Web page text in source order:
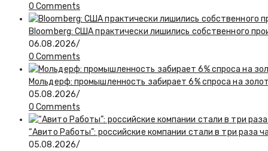
0 Comments
Bloomberg: США практически лишились собственного
06.08.2026/
0 Comments
Мольдерф: промышленность забирает 6% спроса на
05.08.2026/
0 Comments
“Авито Работы”: российские компании стали в три раза
05.08.2026/